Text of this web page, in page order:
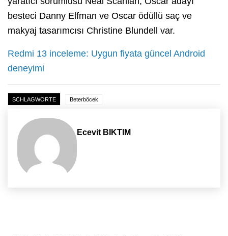
besteci Danny Elfman ve Oscar ödüllü saç ve
makyaj tasarımcısı Christine Blundell var.
Redmi 13 inceleme: Uygun fiyata güncel Android
deneyimi
SCHLAGWORTE Beterböcek
Ecevit BIKTIM